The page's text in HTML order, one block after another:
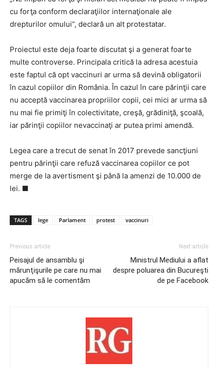
cu forţa conform declaraţiilor internaţionale ale
drepturilor omului“, declară un alt protestatar.
Proiectul este deja foarte discutat şi a generat foarte
multe controverse. Principala critică la adresa acestuia
este faptul că opt vaccinuri ar urma să devină obligatorii
în cazul copiilor din România. În cazul în care părinţii care
nu acceptă vaccinarea propriilor copii, cei mici ar urma să
nu mai fie primiţi în colectivitate, creşă, grădiniţă, şcoală,
iar părinţii copiilor nevaccinaţi ar putea primi amendă.
Legea care a trecut de senat în 2017 prevede sancţiuni
pentru părinţii care refuză vaccinarea copiilor ce pot
merge de la avertisment şi până la amenzi de 10.000 de
lei. ■
TAGS lege Parlament protest vaccinuri
Previous article
Peisajul de ansamblu şi
mărunţişurile pe care nu mai
apucăm să le comentăm
Next article
Ministrul Mediului a aflat
despre poluarea din Bucureşti
de pe Facebook